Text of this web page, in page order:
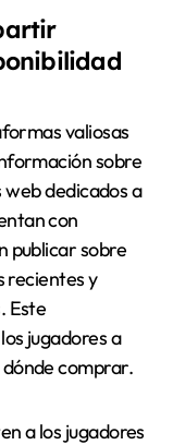
valiosas
sobre
web dedicados a
con
publicar sobre
recientes y
Este
jugadores a
comprar.
a los jugadores